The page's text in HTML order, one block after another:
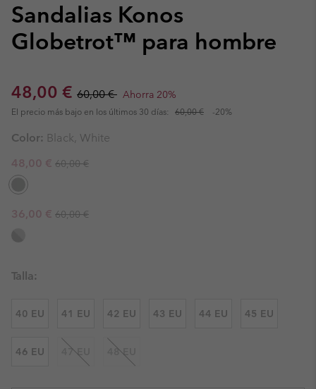
Sandalias Konos
Globetrot™ para hombre
Sale price:
48,00 € Regular price:
60,00 € Ahorra 20%
El precio más bajo en los últimos 30 días: 60,00 € -20%
Color: Black, White
Sale price:
48,00 € Regular price:
60,00 €
Sale price:
36,00 € Regular price:
60,00 €
Talla:
40 EU 41 EU 42 EU 43 EU 44 EU 45 EU
46 EU 47 EU 48 EU